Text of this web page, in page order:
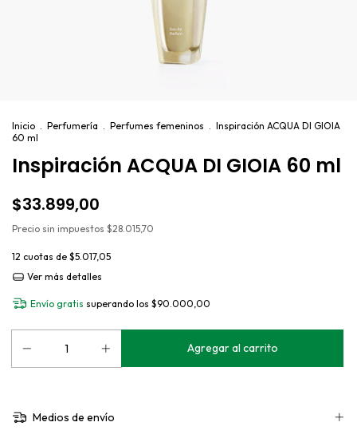
Inicio . Perfumería . Perfumes femeninos . Inspiración ACQUA DI GIOIA
60 ml
Inspiración ACQUA DI GIOIA 60 ml
$33.899,00
Precio sin impuestos $28.015,70
12 cuotas de $5.017,05
Ver más detalles
Envío gratis superando los $90.000,00
Medios de envío